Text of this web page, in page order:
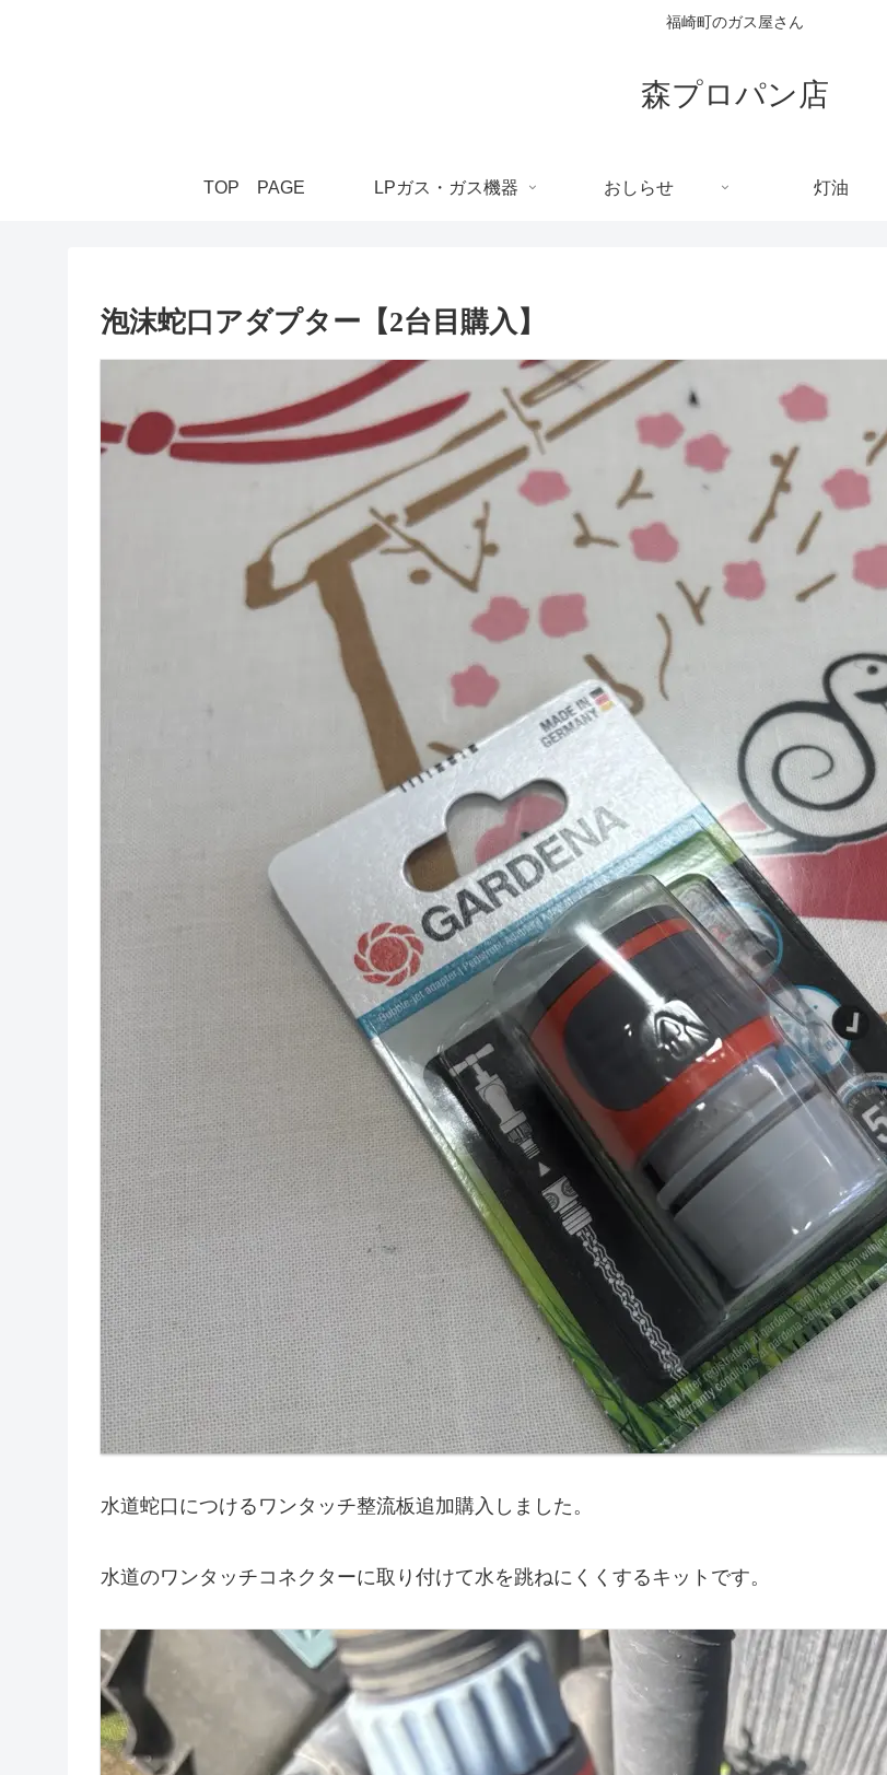
福崎町のガス屋さん
森プロパン店
TOP PAGE LPガス・ガス機器 おしらせ 灯油
泡沫蛇口アダプター【2台目購入】
水道蛇口につけるワンタッチ整流板追加購入しました。
水道のワンタッチコネクターに取り付けて水を跳ねにくくするキットです。